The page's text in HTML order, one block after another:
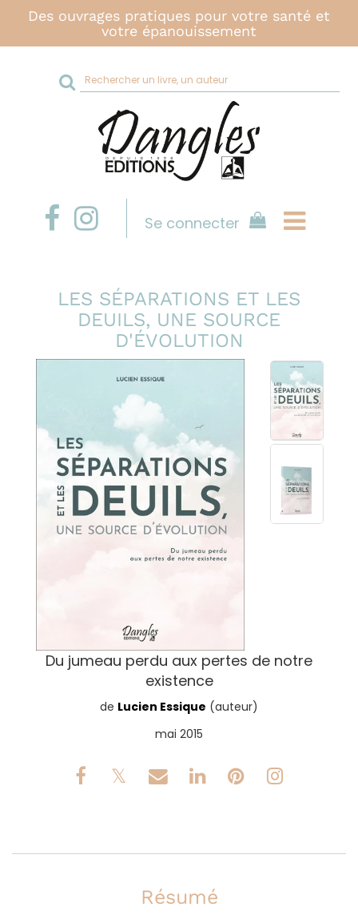
Des ouvrages pratiques pour votre santé et
votre épanouissement
Rechercher
sur
site
Se connecter
LES SÉPARATIONS ET LES
DEUILS, UNE SOURCE
D'ÉVOLUTION
Du jumeau perdu aux pertes de notre
existence
de Lucien Essique (auteur)
mai 2015
Résumé